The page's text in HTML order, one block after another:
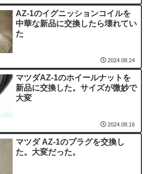
AZ-1のイグニッションコイルを
中華な新品に交換したら壊れてい
た
2024.08.24
マツダAZ-1のホイールナットを
新品に交換した。サイズが微妙で
大変
2024.08.16
マツダ AZ-1のプラグを交換し
た。大変だった。